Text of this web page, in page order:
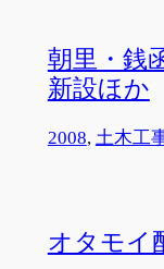
朝里・銭
新設ほか
2008, 土木工
オタモイ